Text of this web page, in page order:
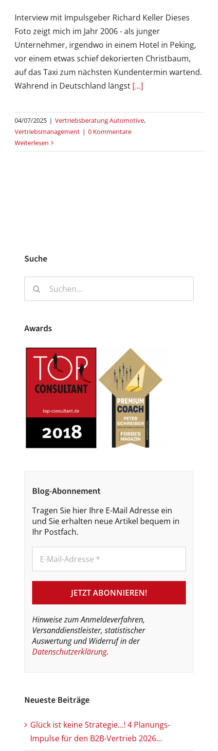
Interview mit Impulsgeber Richard Keller Dieses
Foto zeigt mich im Jahr 2006 - als junger
Unternehmer, irgendwo in einem Hotel in Peking,
vor einem etwas schief dekorierten Christbaum,
auf das Taxi zum nächsten Kundentermin wartend.
Während in Deutschland längst [...]
04/07/2025 | Vertriebsberatung Automotive,
Vertriebsmanagement | 0 Kommentare
Weiterlesen
Suche
Suche
nach:
Awards
Blog-Abonnement
Tragen Sie hier Ihre E-Mail Adresse ein
und Sie erhalten neue Artikel bequem in
Ihr Postfach.
Hinweise zum Anmeldeverfahren,
Versanddienstleister, statistischer
Auswertung und Widerruf in der
Datenschutzerklärung.
Neueste Beiträge
Glück ist keine Strategie…! 4 Planungs-
Impulse für den B2B-Vertrieb 2026…